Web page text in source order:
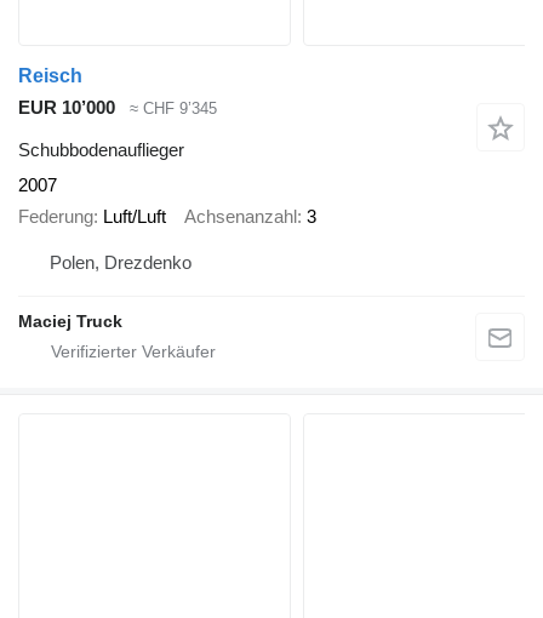
Reisch
EUR 10’000
≈ CHF 9’345
Schubbodenauflieger
2007
Federung Luft/Luft Achsenanzahl 3
Polen, Drezdenko
Maciej Truck